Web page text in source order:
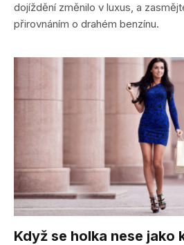
dojíždění změnilo v luxus, a
přirovnáním o drahém benzínu.
Když se holka nese jako